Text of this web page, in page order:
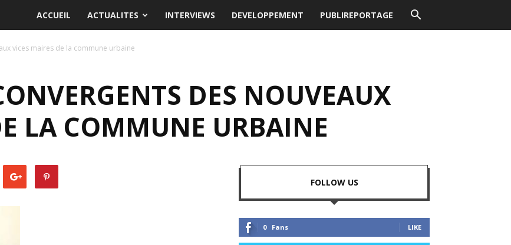
ACCUEIL ACTUALITES INTERVIEWS DEVELOPPEMENT PUBLIREPORTAGE
vices maires de la commune urbaine
DES NOUVEAUX
LA COMMUNE URBAINE
FOLLOW US
0 Fans LIKE